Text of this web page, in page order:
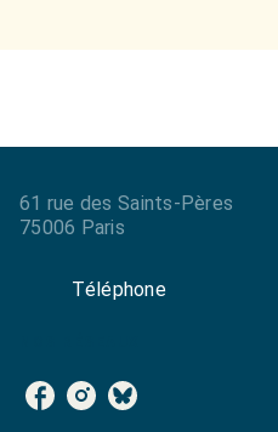
61 rue des Saints-Pères
75006 Paris
Téléphone